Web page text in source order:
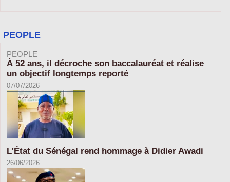
PEOPLE
PEOPLE
À 52 ans, il décroche son baccalauréat et réalise
un objectif longtemps reporté
07/07/2026
L'État du Sénégal rend hommage à Didier Awadi
26/06/2026